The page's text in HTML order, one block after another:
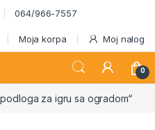
064/966-7557
Moja korpa Moj nalog
0
za igru sa ogradom“